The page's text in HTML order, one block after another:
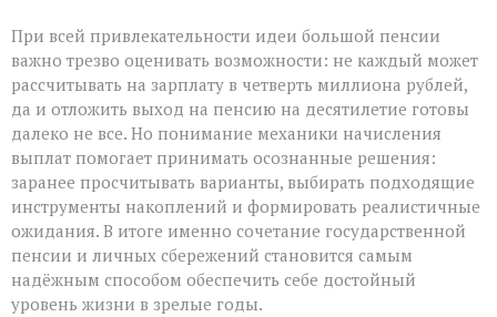
При всей привлекательности идеи большой пенсии
важно трезво оценивать возможности: не каждый может
рассчитывать на зарплату в четверть миллиона рублей,
да и отложить выход на пенсию на десятилетие готовы
далеко не все. Но понимание механики начисления
выплат помогает принимать осознанные решения:
заранее просчитывать варианты, выбирать подходящие
инструменты накоплений и формировать реалистичные
ожидания. В итоге именно сочетание государственной
пенсии и личных сбережений становится самым
надёжным способом обеспечить себе достойный
уровень жизни в зрелые годы.